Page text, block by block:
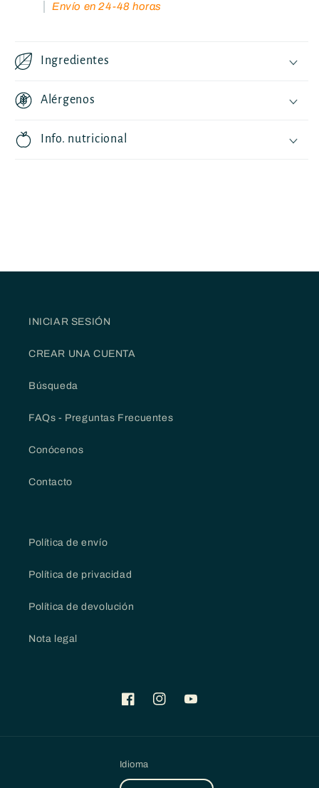
Envío en 24-48 horas
Ingredientes
Alérgenos
Info. nutricional
INICIAR SESIÓN
CREAR UNA CUENTA
Búsqueda
FAQs - Preguntas Frecuentes
Conócenos
Contacto
Política de envío
Política de privacidad
Política de devolución
Nota legal
FacebookInstagramYouTube
Idioma